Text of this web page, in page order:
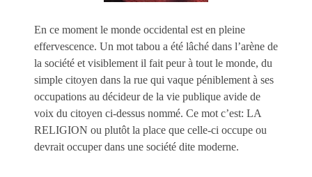
En ce moment le monde occidental est en pleine
effervescence. Un mot tabou a été lâché dans l’arène de
la société et visiblement il fait peur à tout le monde, du
simple citoyen dans la rue qui vaque péniblement à ses
occupations au décideur de la vie publique avide de
voix du citoyen ci-dessus nommé. Ce mot c’est: LA
RELIGION ou plutôt la place que celle-ci occupe ou
devrait occuper dans une société dite moderne.